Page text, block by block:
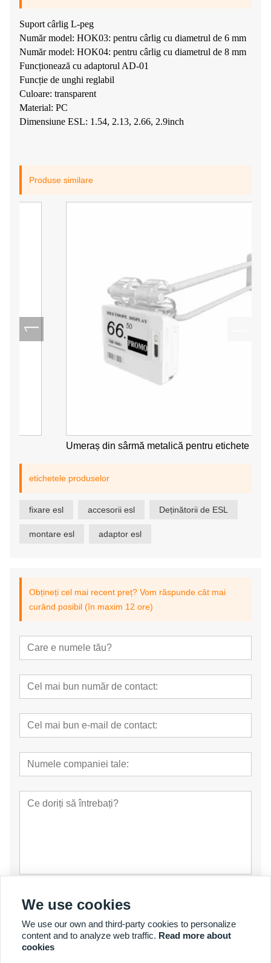
Suport cârlig L-peg
Număr model: HOK03: pentru cârlig cu diametrul de 6 mm
Număr model: HOK04: pentru cârlig cu diametrul de 8 mm
Funcționează cu adaptorul AD-01
Funcție de unghi reglabil
Culoare: transparent
Material: PC
Dimensiune ESL: 1.54, 2.13, 2.66, 2.9inch
Produse similare
Umeraș din sârmă metalică pentru etichete ESL
etichetele produselor
fixare esl accesorii esl Deținătorii de ESL
montare esl adaptor esl
Obțineți cel mai recent preț? Vom răspunde cât mai
curând posibil (în maxim 12 ore)
prezenta
We use cookies
We use our own and third-party cookies to personalize
content and to analyze web traffic. Read more about
cookies